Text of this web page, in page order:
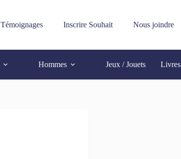
Témoignages Inscrire Souhait Nous joindre
Hommes Jeux / Jouets Livres